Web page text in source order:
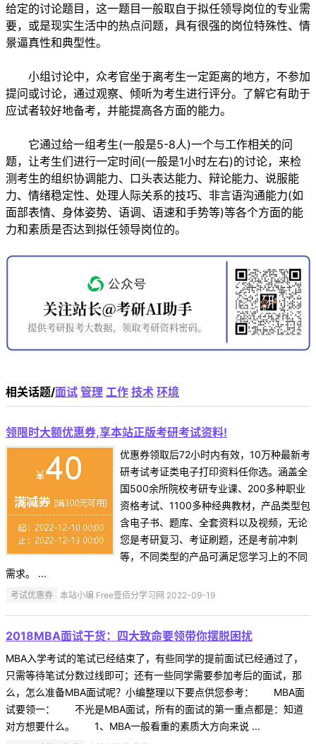
给定的讨论题目，这一题目一般取自于拟任领导岗位的专业需
要，或是现实生活中的热点问题，具有很强的岗位特殊性、情
景逼真性和典型性。
小组讨论中，众考官坐于离考生一定距离的地方，不参加
提问或讨论，通过观察、倾听为考生进行评分。了解它有助于
应试者较好地备考，并能提高各方面的能力。
它通过给一组考生(一般是5-8人)一个与工作相关的问
题，让考生们进行一定时间(一般是1小时左右)的讨论，来检
测考生的组织协调能力、口头表达能力、辩论能力、说服能
力、情绪稳定性、处理人际关系的技巧、非言语沟通能力(如
面部表情、身体姿势、语调、语速和手势等)等各个方面的能
力和素质是否达到拟任领导岗位的。
相关话题/面试 管理 工作 技术 环境
领限时大额优惠券,享本站正版考研考试资料!
优惠券领取后72小时内有效，10万种最新考
研考试考证类电子打印资料任你选。涵盖全
国500余所院校考研专业课、200多种职业
资格考试、1100多种经典教材，产品类型包
含电子书、题库、全套资料以及视频，无论
您是考研复习、考证刷题，还是考前冲刺
等，不同类型的产品可满足您学习上的不同
需求。 ...
考试优惠券 本站小编 Free壹佰分学习网 2022-09-19
2018MBA面试干货：四大致命要领带你摆脱困扰
MBA入学考试的笔试已经结束了，有些同学的提前面试已经通过了，
只需等待笔试分数过线即可；还有一些同学需要参加考后的面试，那
么，怎么准备MBA面试呢？小编整理以下要点供您参考： MBA面
试要领一： 不光是MBA面试，所有的面试的第一重点都是：知道
对方想要什么。 1、MBA一般看重的素质大方向来说 ...